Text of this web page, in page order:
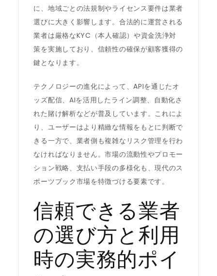
に、地域ごとの法規制やライセンス要件は業者
選びに大きく影響します。合法的に運営される
業者は厳格なKYC（本人確認）や資金洗浄対
策を実施しており、信頼性の確保が顧客獲得の
鍵となります。
テクノロジーの進化によって、APIを通じたオ
ッズ配信、AIを活用したライン調整、自動化さ
れた賭け解析などが普及しています。これによ
り、ユーザーはより精緻な情報をもとに判断で
きる一方で、業者側も複雑なリスク管理を行わ
なければなりません。市場の流動性やプロモー
ション戦略、支払い手段の多様化も、現代のス
ポーツブック市場を特徴づける要素です。
信頼できる業者
の選び方と利用
時の実務的ポイ